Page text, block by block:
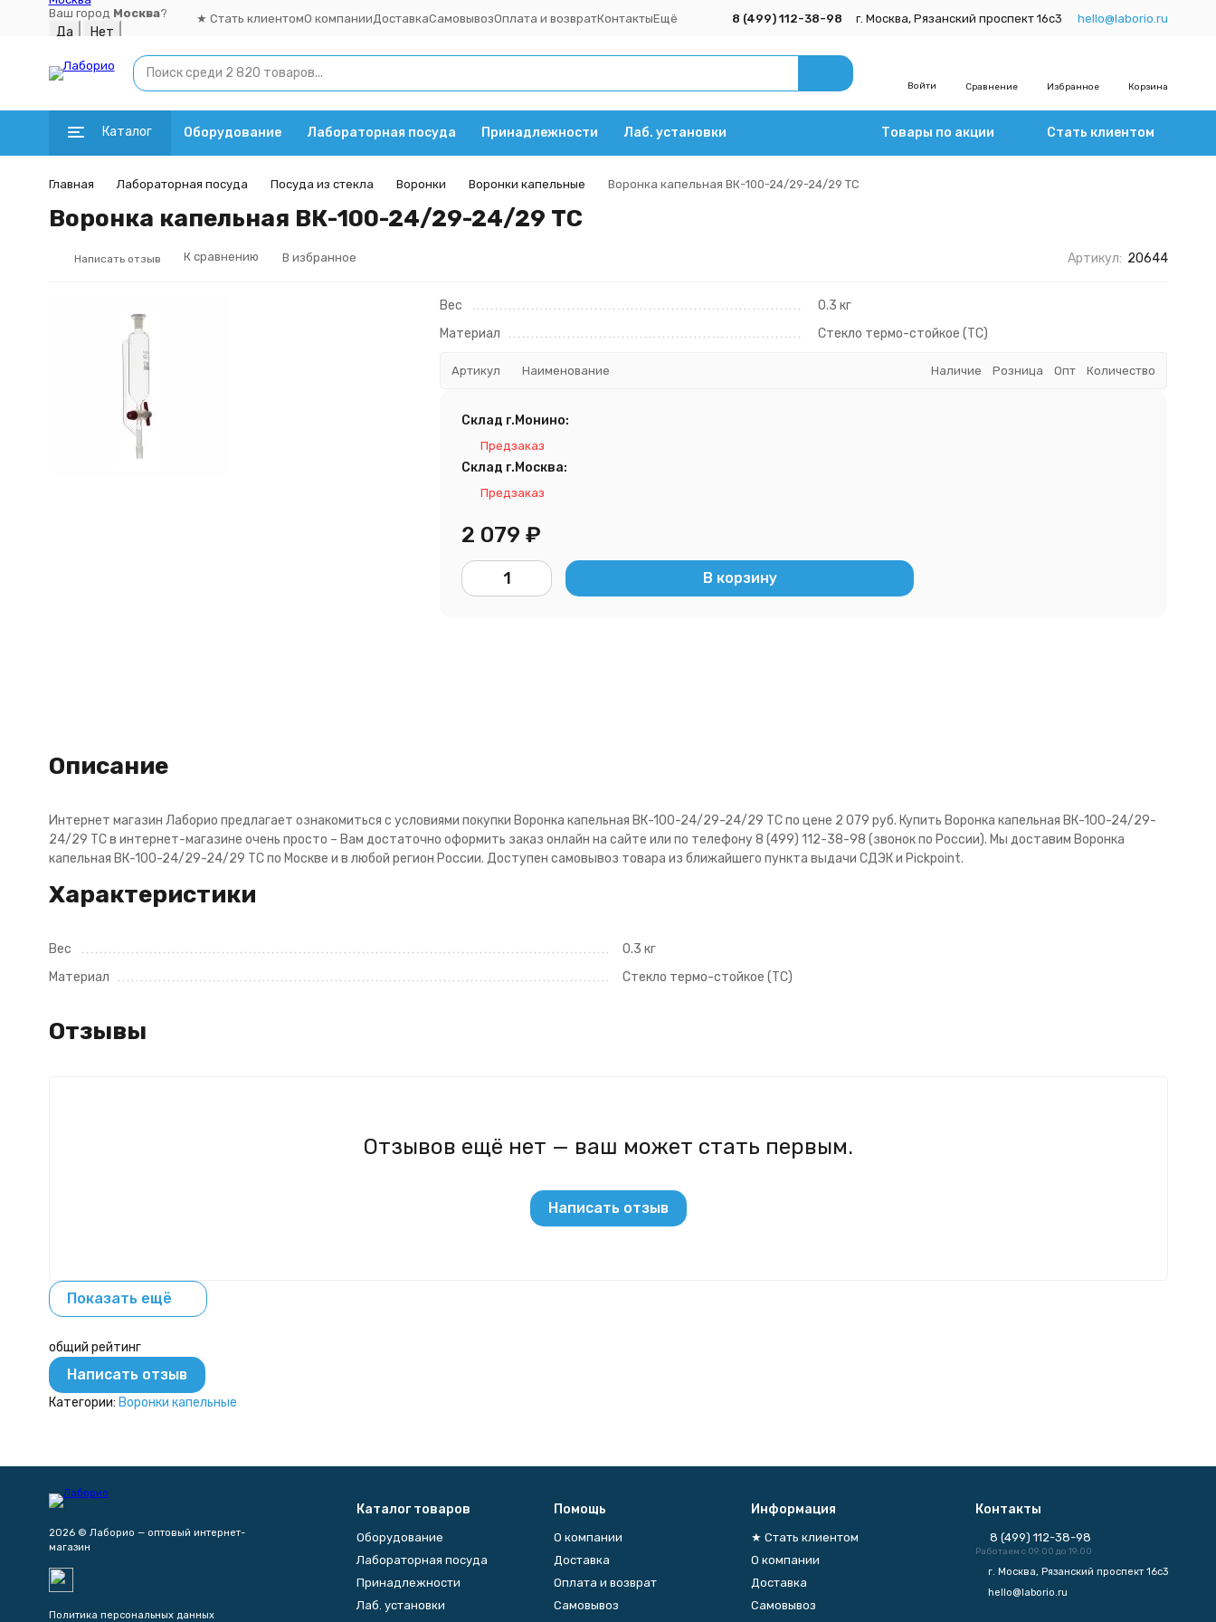
Ваш город Москва? ★ Стать клиентомО компании ДоставкаСамовывозОплата и возвратКонтактыЕщё 8 (499) 112-38-98 г. Москва, Рязанский проспект 16с3 hello@laborio.ru
Войти Сравнение Избранное Корзина
Каталог Оборудование Лабораторная посуда Принадлежности Лаб. установки Товары по акции Стать клиентом
Главная Лабораторная посуда Посуда из стекла Воронки Воронки капельные Воронка капельная ВК-100-24/29-24/29 ТС
Воронка капельная ВК-100-24/29-24/29 ТС
Написать отзыв К сравнению В избранное Артикул: 20644
Вес
0.3 кг
Материал
Стекло термо-стойкое (ТС)
Артикул Наименование Наличие Розница Опт Количество
Склад г.Монино:
Предзаказ
Склад г.Москва:
Предзаказ
2 079₽
В корзину
Описание
Интернет магазин Лаборио предлагает ознакомиться с условиями покупки Воронка капельная ВК-100-24/29-24/29 ТС по цене 2 079 руб. Купить Воронка капельная ВК-100-24/29-
24/29 ТС в интернет-магазине очень просто – Вам достаточно оформить заказ онлайн на сайте или по телефону 8 (499) 112-38-98 (звонок по России). Мы доставим Воронка
капельная ВК-100-24/29-24/29 ТС по Москве и в любой регион России. Доступен самовывоз товара из ближайшего пункта выдачи СДЭК и Pickpoint.
Характеристики
Вес
0.3 кг
Материал
Стекло термо-стойкое (ТС)
Отзывы
Отзывов ещё нет — ваш может стать первым.
Написать отзыв
Показать ещё
общий рейтинг
Написать отзыв
Категории: Воронки капельные
2026 © Лаборио — оптовый интернет-
магазин
Политика персональных данных
Каталог товаров
Оборудование
Лабораторная посуда
Принадлежности
Лаб. установки
Помощь
О компании
Доставка
Оплата и возврат
Самовывоз
Информация
★ Стать клиентом
О компании
Доставка
Самовывоз
Контакты
8 (499) 112-38-98
Работаем с 09:00 до 19:00
г. Москва, Рязанский проспект 16с3
hello@laborio.ru